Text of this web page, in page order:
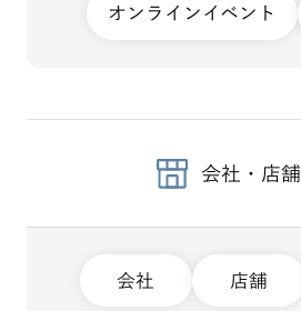
オンラインイベント
会社・店舗
会社 店舗